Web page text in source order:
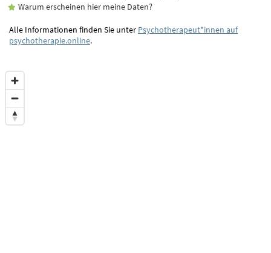
Warum erscheinen hier meine Daten?
Alle Informationen finden Sie unter Psychotherapeut*innen auf
psychotherapie.online.